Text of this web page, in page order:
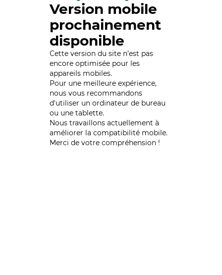
Version mobile
prochainement
disponible
Cette version du site n’est pas
encore optimisée pour les
appareils mobiles.
Pour une meilleure expérience,
nous vous recommandons
d'utiliser un ordinateur de bureau
ou une tablette.
Nous travaillons actuellement à
améliorer la compatibilité mobile.
Merci de votre compréhension !